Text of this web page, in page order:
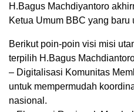
H.Bagus Machdiyantoro
Ketua Umum BBC yang baru
​Berikut poin-poin visi misi
terpilih H.Bagus
– ​Digitalisasi Komunitas
untuk mempermudah
nasional.